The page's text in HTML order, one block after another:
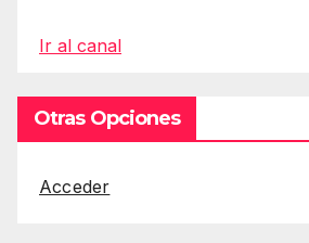
Ir al canal
Otras Opciones
Acceder